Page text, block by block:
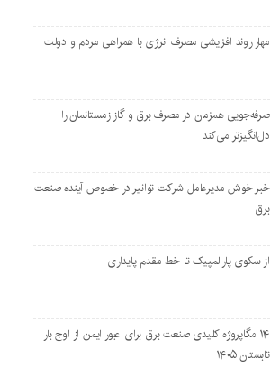
مهار روند افزایشی مصرف انرژی با همراهی مردم و دولت
صرفه‌جویی همزمان در مصرف برق و گاز زمستانمان را
دل‌انگیزتر می‌کند
خبر خوش مدیرعامل شرکت توانیر در خصوص آینده صنعت
برق
از سکوی پارالمپیک تا خط مقدم پایداری
۱۴ مگاپروژه‌ کلیدی صنعت برق برای عبور ایمن از اوج بار
تابستان ۱۴۰۵